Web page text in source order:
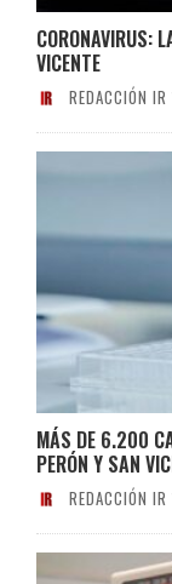
CORONAVIRUS:
VICENTE
REDACCIÓN IR
MÁS DE 6.200
PERÓN Y SAN
REDACCIÓN IR